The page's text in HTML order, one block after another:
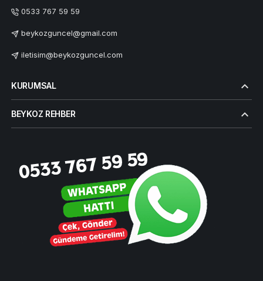
0533 767 59 59
beykozguncel@gmail.com
iletisim@beykozguncel.com
KURUMSAL
BEYKOZ REHBER